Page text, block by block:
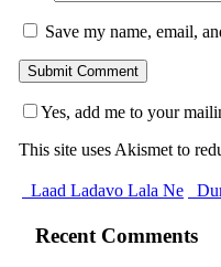
Save my name, email,
Yes, add me to your
This site uses Akismet to
Laad Ladavo Lala Ne
Recent Comments